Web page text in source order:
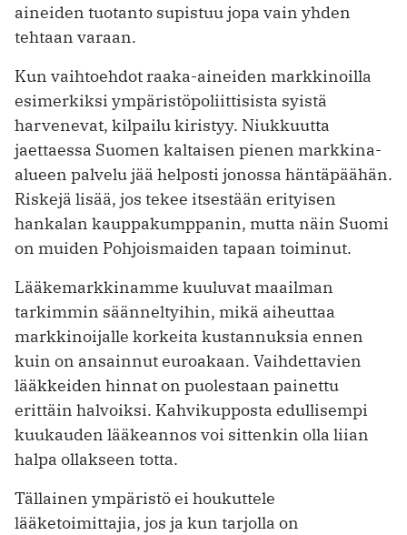
aineiden tuotanto supistuu jopa vain yhden
tehtaan varaan.
Kun vaihtoehdot raaka-aineiden markkinoilla
esimerkiksi ympäristöpoliittisista syistä
harvenevat, kilpailu kiristyy. Niukkuutta
jaettaessa Suomen kaltaisen pienen markkina-
alueen palvelu jää helposti jonossa häntäpäähän.
Riskejä lisää, jos tekee itsestään erityisen
hankalan kauppakumppanin, mutta näin Suomi
on muiden Pohjoismaiden tapaan toiminut.
Lääkemarkkinamme kuuluvat maailman
tarkimmin säänneltyihin, mikä aiheuttaa
markkinoijalle korkeita kustannuksia ennen
kuin on ansainnut euroakaan. Vaihdettavien
lääkkeiden hinnat on puolestaan painettu
erittäin halvoiksi. Kahvikupposta edullisempi
kuukauden lääkeannos voi sittenkin olla liian
halpa ollakseen totta.
Tällainen ympäristö ei houkuttele
lääketoimittajia, jos ja kun tarjolla on